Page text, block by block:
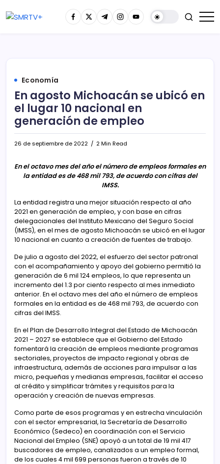
Economía
En agosto Michoacán se ubicó en
el lugar 10 nacional en
generación de empleo
26 de septiembre de 2022 2 Min Read
En el octavo mes del año el número de empleos formales en
la entidad es de 468 mil 793, de acuerdo con cifras del
IMSS.
La entidad registra una mejor situación respecto al año
2021 en generación de empleo, y con base en cifras
delegacionales del Instituto Mexicano del Seguro Social
(IMSS), en el mes de agosto Michoacán se ubicó en el lugar
10 nacional en cuanto a creación de fuentes de trabajo.
De julio a agosto del 2022, el esfuerzo del sector patronal
con el acompañamiento y apoyo del gobierno permitió la
generación de 6 mil 124 empleos, lo que representa un
incremento del 1.3 por ciento respecto al mes inmediato
anterior. En el octavo mes del año el número de empleos
formales en la entidad es de 468 mil 793, de acuerdo con
cifras del IMSS.
En el Plan de Desarrollo Integral del Estado de Michoacán
2021 – 2027 se establece que el Gobierno del Estado
fomentará la creación de empleos mediante programas
sectoriales, proyectos de impacto regional y obras de
infraestructura, además de acciones para impulsar a las
micro, pequeñas y medianas empresas, facilitar el acceso
al crédito y simplificar trámites y requisitos para la
operación y creación de nuevas empresas.
Como parte de esos programas y en estrecha vinculación
con el sector empresarial, la Secretaría de Desarrollo
Económico (Sedeco) en coordinación con el Servicio
Nacional del Empleo (SNE) apoyó a un total de 19 mil 417
buscadores de empleo, canalizados a un empleo formal,
de los cuales 4 mil 699 personas fueron a través de 10